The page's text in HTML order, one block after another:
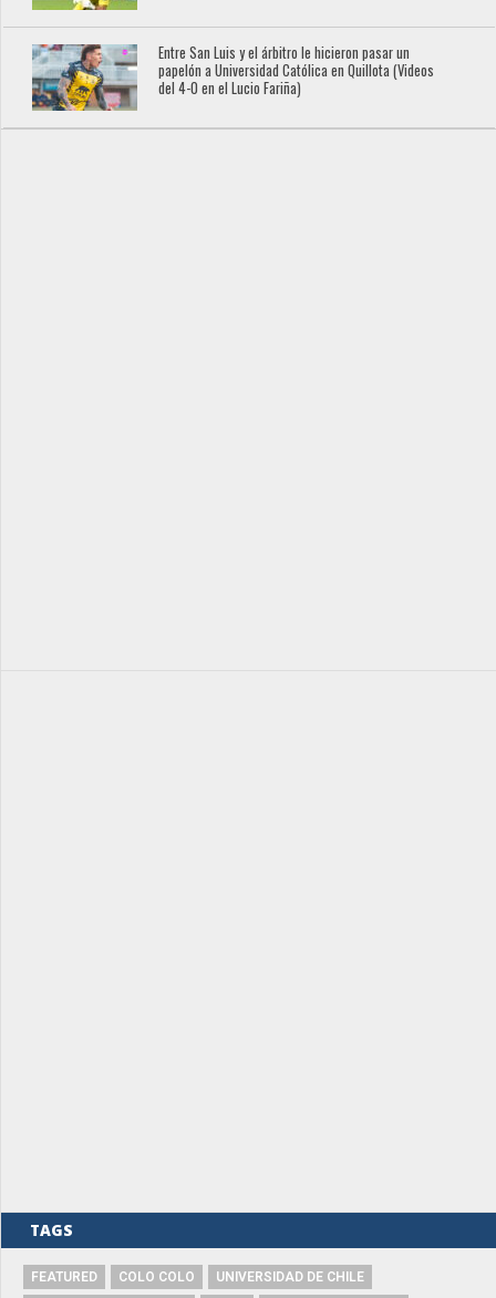
Entre San Luis y el árbitro le hicieron pasar un
papelón a Universidad Católica en Quillota (Videos
del 4-0 en el Lucio Fariña)
TAGS
FEATURED COLO COLO
UNIVERSIDAD DE CHILE